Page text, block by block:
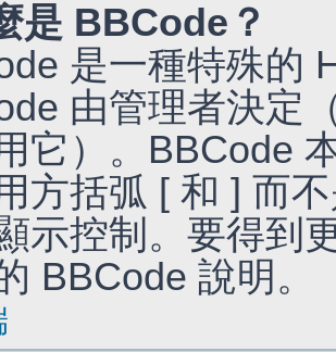
是 BBCode？
是一種特殊的
由管理者決定
它）。BBCode
方括弧 [ 和 ] 而
示控制。要得到
BBCode 說明。